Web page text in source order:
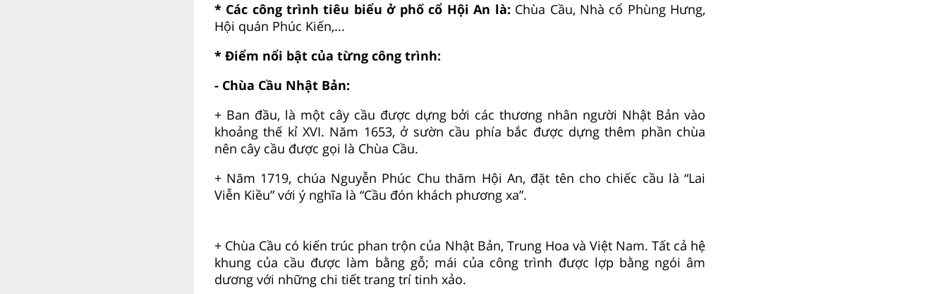
* Các công trình tiêu biểu ở phố cổ Hội An là: Chùa Cầu, Nhà cổ Phùng Hưng,
Hội quán Phúc Kiến,...
* Điểm nổi bật của từng công trình:
- Chùa Cầu Nhật Bản:
+ Ban đầu, là một cây cầu được dựng bởi các thương nhân người Nhật Bản vào
khoảng thế kỉ XVI. Năm 1653, ở sườn cầu phía bắc được dựng thêm phần chùa
nên cây cầu được gọi là Chùa Cầu.
+ Năm 1719, chúa Nguyễn Phúc Chu thăm Hội An, đặt tên cho chiếc cầu là “Lai
Viễn Kiều” với ý nghĩa là “Cầu đón khách phương xa”.
+ Chùa Cầu có kiến trúc phan trộn của Nhật Bản, Trung Hoa và Việt Nam. Tất cả hệ
khung của cầu được làm bằng gỗ; mái của công trình được lợp bằng ngói âm
dương với những chi tiết trang trí tinh xảo.